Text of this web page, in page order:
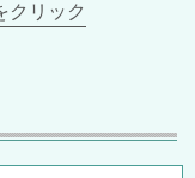
クリック